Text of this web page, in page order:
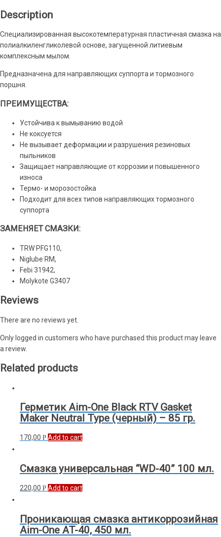
Description
Специализированная высокотемпературная пластичная смазка на
полиалкиленгликолевой основе, загущенной литиевым
комплексным мылом.
Предназначена для направляющих суппорта и тормозного
поршня.
ПРЕИМУЩЕСТВА:
Устойчива к вымыванию водой
Не коксуется
Не вызывает деформации и разрушения резиновых
пыльников
Защищает направляющие от коррозии и повышенного
износа
Термо- и морозостойка
Подходит для всех типов направляющих тормозного
суппорта
ЗАМЕНЯЕТ СМАЗКИ:
TRW PFG110,
Niglube RM,
Febi 31942,
Molykote G3407
Reviews
There are no reviews yet.
Only logged in customers who have purchased this product may leave
a review.
Related products
Герметик Aim-One Black RTV Gasket
Maker Neutral Type (черный) – 85 гр.
170,00 Р Add to cart
Смазка универсальная “WD-40” 100 мл.
220,00 Р Add to cart
Проникающая смазка антикоррозийная
Aim-One AT-40, 450 мл.